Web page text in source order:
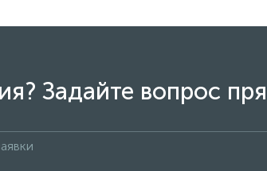
Задайте вопрос